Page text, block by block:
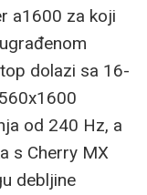
a1600 za koji
dolazi sa 16-
od 240 Hz, a
s Cherry MX
debljine